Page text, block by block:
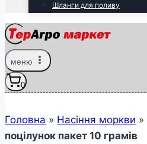
Шланги для поливу
меню
0
Головна » Насіння моркви »
поцілунок пакет 10 грамів